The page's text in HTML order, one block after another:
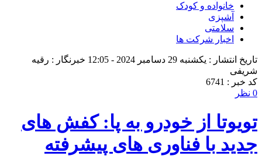
خانواده و کودک
آشپزی
سلامتی
اخبار شرکت ها
تاریخ انتشار : یکشنبه 29 دسامبر 2024 - 12:05
خبرنگار : رقیه
شریفی
کد خبر : 6741
0 نظر
تویوتا از خودرو به پا: کفش‌ های
جدید با فناوری‌ های پیشرفته